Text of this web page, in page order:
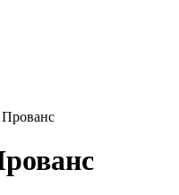
Прованс